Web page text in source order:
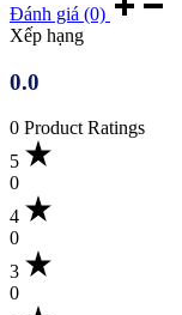
Đánh giá (0)
Xếp hạng
0.0
0 Product Ratings
5
0
4
0
3
0